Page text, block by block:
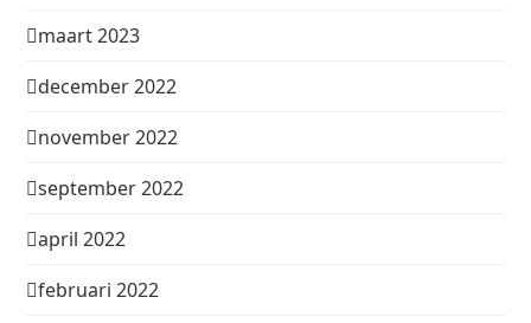
maart 2023
december 2022
november 2022
september 2022
april 2022
februari 2022